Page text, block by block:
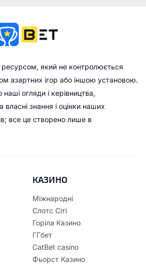
який не контролюється
азартних ігор або іншою установою.
огляди і керівництва,
знання і оцінки наших
все це створено лише в
КАЗИНО
Міжнародні
Слотс Сіті
Горіла Казино
ГГбет
CatBet casino
Фьорст Казино